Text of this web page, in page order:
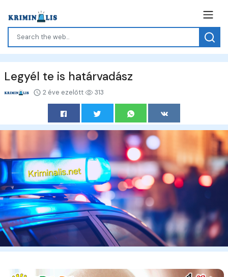
Legyél te is határvadász
2 éve ezelőtt 313